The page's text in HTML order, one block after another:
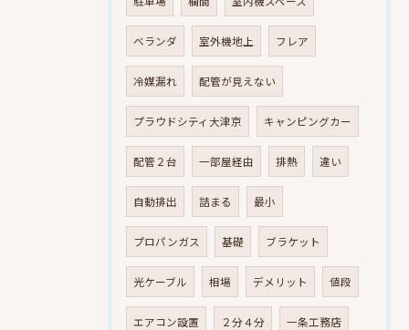
ベランダ 室外機地上 フレア
冷媒漏れ 配管が見えない
プラウドシティ大津京 キャンピングカー
配管２台 一部屋経由 排熱 違い
自動排出 詰まる 最小
プロパンガス 基礎 ブラケット
光ケーブル 相場 デメリット 値段
エアコン設置 ２分４分 一条工務店